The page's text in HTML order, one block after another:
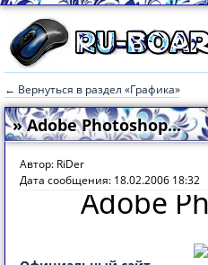
← Вернуться в раздел «Графика»
» Adobe Photoshop...
Автор: RiDer
Дата сообщения: 18.02.2006 18:32
Adobe